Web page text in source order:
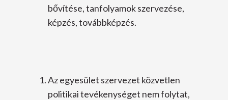
bővítése, tanfolyamok szervezése,
képzés, továbbképzés.
Az egyesület szervezet közvetlen
politikai tevékenységet nem folytat,